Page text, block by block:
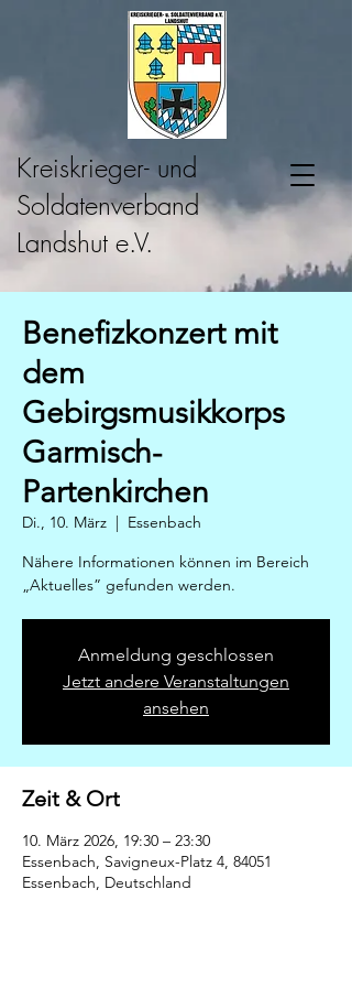
Kreiskrieger- und
Soldatenverband
Landshut e.V.
Benefizkonzert mit
dem
Gebirgsmusikkorps
Garmisch-
Partenkirchen
Di., 10. März
  |
Essenbach
Nähere Informationen können im Bereich
„Aktuelles” gefunden werden.
Anmeldung geschlossen
Jetzt andere Veranstaltungen
ansehen
Zeit & Ort
10. März 2026, 19:30 – 23:30
Essenbach, Savigneux-Platz 4, 84051
Essenbach, Deutschland